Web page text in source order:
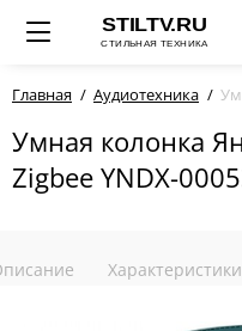
Главная Аудиотехника
Умная колонка
Zigbee YNDX-
Характеристики